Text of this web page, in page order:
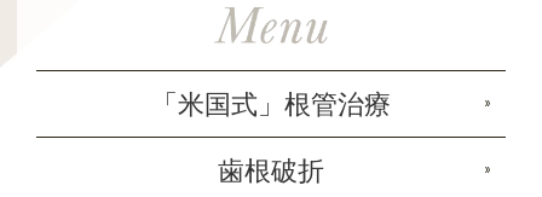
「米国式」根管治療
歯根破折